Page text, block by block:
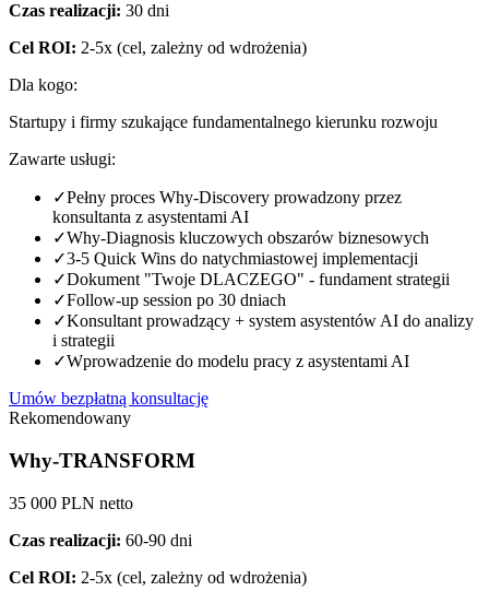
Czas realizacji: 30 dni
Cel ROI: 2-5x (cel, zależny od wdrożenia)
Dla kogo:
Startupy i firmy szukające fundamentalnego kierunku rozwoju
Zawarte usługi:
✓Pełny proces Why-Discovery prowadzony przez
konsultanta z asystentami AI
✓Why-Diagnosis kluczowych obszarów biznesowych
✓3-5 Quick Wins do natychmiastowej implementacji
✓Dokument "Twoje DLACZEGO" - fundament strategii
✓Follow-up session po 30 dniach
✓Konsultant prowadzący + system asystentów AI do analizy
i strategii
✓Wprowadzenie do modelu pracy z asystentami AI
Umów bezpłatną konsultację
Rekomendowany
Why-TRANSFORM
35 000 PLN netto
Czas realizacji: 60-90 dni
Cel ROI: 2-5x (cel, zależny od wdrożenia)